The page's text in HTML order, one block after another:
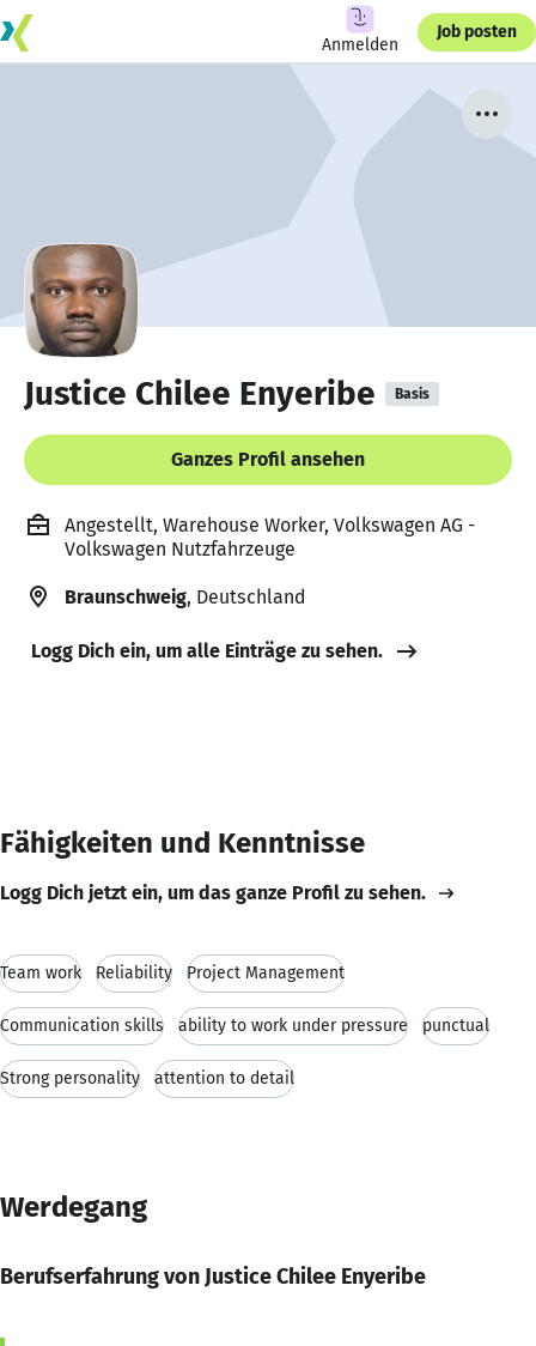
Anmelden
Job posten
Justice Chilee Enyeribe Basis
Ganzes Profil ansehen
Angestellt, Warehouse Worker, Volkswagen AG -
Volkswagen Nutzfahrzeuge
Braunschweig, Deutschland
Logg Dich ein, um alle Einträge zu sehen.
Fähigkeiten und Kenntnisse
Logg Dich jetzt ein, um das ganze Profil zu sehen.
Team work Reliability Project Management
Communication skills ability to work under pressure punctual
Strong personality attention to detail
Werdegang
Berufserfahrung von Justice Chilee Enyeribe